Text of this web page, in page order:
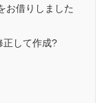
お借りしました
正して作成?